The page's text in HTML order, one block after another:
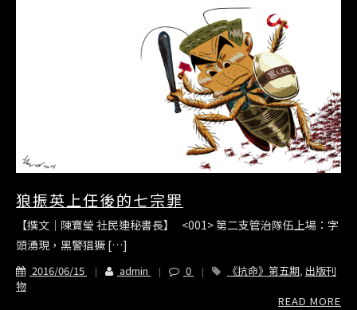
狼振英上任後的七宗罪
【撰文｜陳寶瑩 社民連秘書長】 <001> 第二支管治隊伍上場：字
頭湧現，黑警猖獗 […]
2016/06/15 admin 0 《抗命》第五期, 出版刊
物
READ MORE